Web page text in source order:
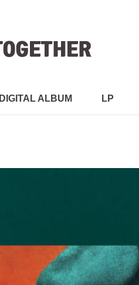
DIGITAL ALBUM LP